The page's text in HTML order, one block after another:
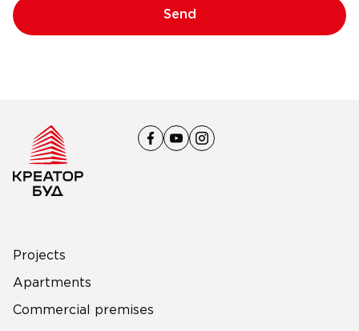
Send
Projects
Apartments
Commercial premises